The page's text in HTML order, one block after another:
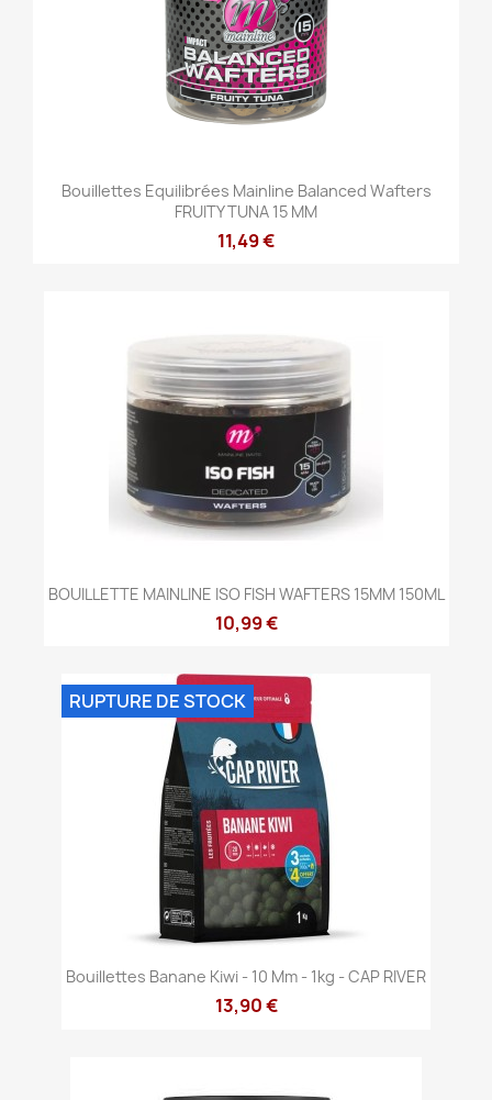
Bouillettes Equilibrées Mainline Balanced Wafters
FRUITY TUNA 15 MM
11,49 €
BOUILLETTE MAINLINE ISO FISH WAFTERS 15MM 150ML
10,99 €
Bouillettes Banane Kiwi - 10 Mm - 1kg - CAP RIVER
13,90 €
RUPTURE DE STOCK